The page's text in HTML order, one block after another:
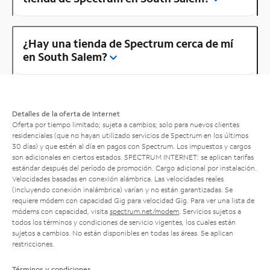
¿Hay una tienda de Spectrum cerca de mí
en South Salem?
Detalles de la oferta de Internet
Oferta por tiempo limitado; sujeta a cambios; solo para nuevos clientes
residenciales (que no hayan utilizado servicios de Spectrum en los últimos
30 días) y que estén al día en pagos con Spectrum. Los impuestos y cargos
son adicionales en ciertos estados. SPECTRUM INTERNET: se aplican tarifas
estándar después del período de promoción. Cargo adicional por instalación.
Velocidades basadas en conexión alámbrica. Las velocidades reales
(incluyendo conexión inalámbrica) varían y no están garantizadas. Se
requiere módem con capacidad Gig para velocidad Gig. Para ver una lista de
módems con capacidad, visita spectrum.net/modem . Servicios sujetos a
todos los términos y condiciones de servicio vigentes, los cuales están
sujetos a cambios. No están disponibles en todas las áreas. Se aplican
restricciones.